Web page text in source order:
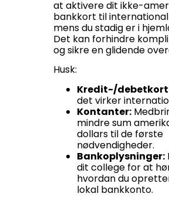
at aktivere dit ikke-
bankkort til
mens du stadig er i
Det kan forhindre
og sikre en glidende
Husk:
Kredit-/
det virker
Kontanter:
mindre sum
dollars til de første
nødvendigheder.
Bankoplysninger:
dit college for at
hvordan du
lokal bankkonto.